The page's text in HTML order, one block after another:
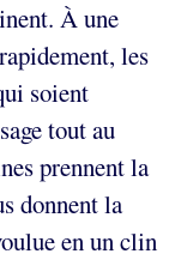
À une
les
soient
tout au
prennent la
donnent la
en un clin